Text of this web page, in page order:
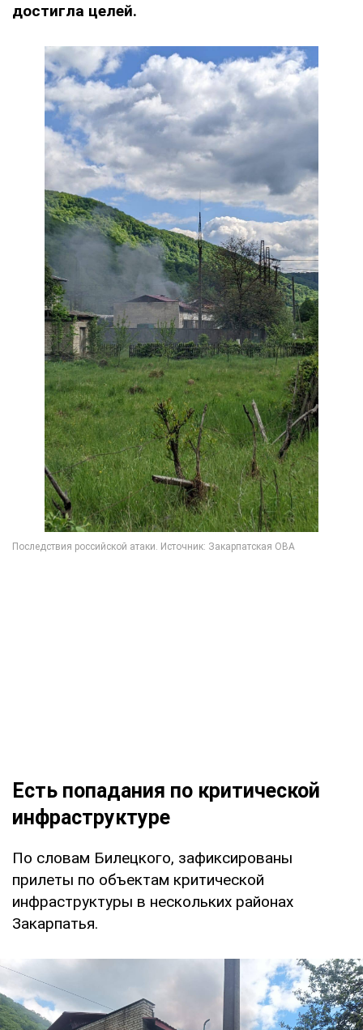
достигла целей.
Есть попадания по критической
инфраструктуре
По словам Билецкого, зафиксированы
прилеты по объектам критической
инфраструктуры в нескольких районах
Закарпатья.